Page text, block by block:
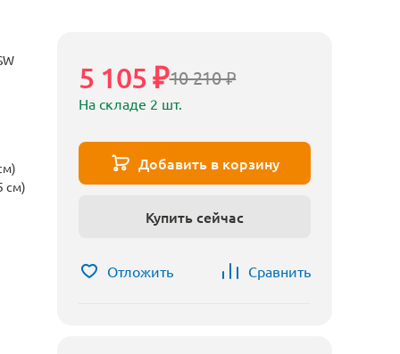
см)
10 210 ₽
5 105 ₽
На складе 2 шт.
Добавить в корзину
Купить сейчас
Отложить Сравнить